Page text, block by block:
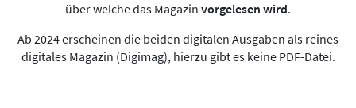
über welche das Magazin vorgelesen wird.
Ab 2024 erscheinen die beiden digitalen Ausgaben als reines
digitales Magazin (Digimag), hierzu gibt es keine PDF-Datei.